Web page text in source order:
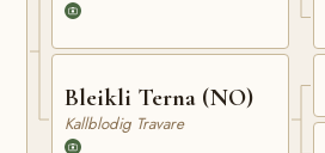
Bleikli Terna (NO)
Kallblodig Travare